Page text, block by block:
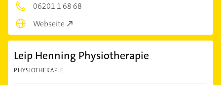
06201 1 68 68
Webseite
Leip Henning Physiotherapie
PHYSIOTHERAPIE